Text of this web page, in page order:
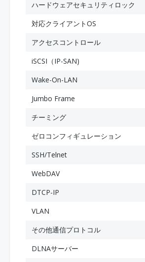
ハードウェアセキュリティロック
対応クライアントOS
アクセスコントロール
iSCSI（IP-SAN)
Wake-On-LAN
Jumbo Frame
チーミング
ゼロコンフィギュレーション
SSH/Telnet
WebDAV
DTCP-IP
VLAN
その他通信プロトコル
DLNAサーバー